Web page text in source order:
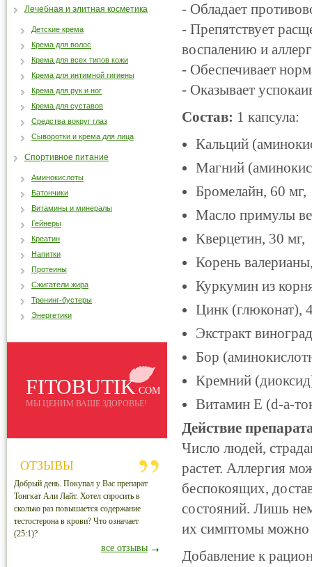
- Обладает
- Препятствует
воспалению и
- Обеспечивает
- Оказывает
Состав: 1 капсула:
Кальций
Магний
Бромелайн, 60 мг,
Масло примулы
Кверцетин, 30 мг,
Корень
Куркумин из
Цинк (глюконат),
Экстракт
Бор
Кремний
Витамин Е (d-a-
Действие
Число людей,
растет. Аллергия
беспокоящих,
состояний. Лишь
их симптомы можно
Добавление к
Лечебная и элитная косметика
Детские крема
Крема для волос
Крема для всех типов кожи
Крема для интимной гигиены
Крема для рук и ног
Крема для суставов
Средства вокруг глаз
Сыворотки и крема для лица
Спортивное питание
Аминокислоты
Батончики
Витамины и минералы
Гейнеры
Креатин
Напитки
Протеины
Сжигатели жира
Тренинг-бустеры
Энергетики
FITOBUTIK.COM
МЫ ЦЕНИМ ВАШЕ ЗДОРОВЬЕ!
ОТЗЫВЫ
Добрый день. Покупал у Вас препарат
Тонгкат Али Лайт. Хотел спросить в
сколько раз повышается содержание
тестостерона в крови? Что означает
(25:1)?
все отзывы